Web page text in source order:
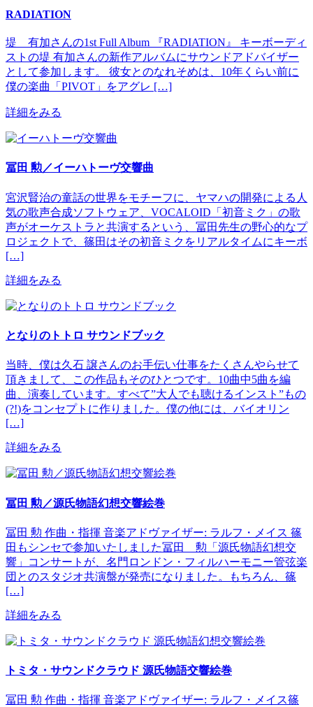
RADIATION
堤 有加さんの1st Full Album 『RADIATION』 キーボーディ
ストの堤 有加さんの新作アルバムにサウンドアドバイザー
として参加します。 彼女とのなれそめは、10年くらい前に
僕の楽曲「PIVOT」をアグレ […]
詳細をみる
冨田 勲／イーハトーヴ交響曲
宮沢賢治の童話の世界をモチーフに、ヤマハの開発による人
気の歌声合成ソフトウェア、VOCALOID「初音ミク」の歌
声がオーケストラと共演するという、冨田先生の野心的なプ
ロジェクトで、篠田はその初音ミクをリアルタイムにキーボ
[…]
詳細をみる
となりのトトロ サウンドブック
当時、僕は久石 譲さんのお手伝い仕事をたくさんやらせて
頂きまして、この作品もそのひとつです。10曲中5曲を編
曲、演奏しています。すべて”大人でも聴けるインスト”もの
(?!)をコンセプトに作りました。僕の他には、バイオリン
[…]
詳細をみる
冨田 勲／源氏物語幻想交響絵巻
冨田 勲 作曲・指揮 音楽アドヴァイザー: ラルフ・メイス 篠
田もシンセで参加いたしました冨田 勲「源氏物語幻想交
響」コンサートが、名門ロンドン・フィルハーモニー管弦楽
団とのスタジオ共演盤が発売になりました。もちろん、篠
[…]
詳細をみる
トミタ・サウンドクラウド 源氏物語交響絵巻
冨田 勲 作曲・指揮 音楽アドヴァイザー: ラルフ・メイス篠